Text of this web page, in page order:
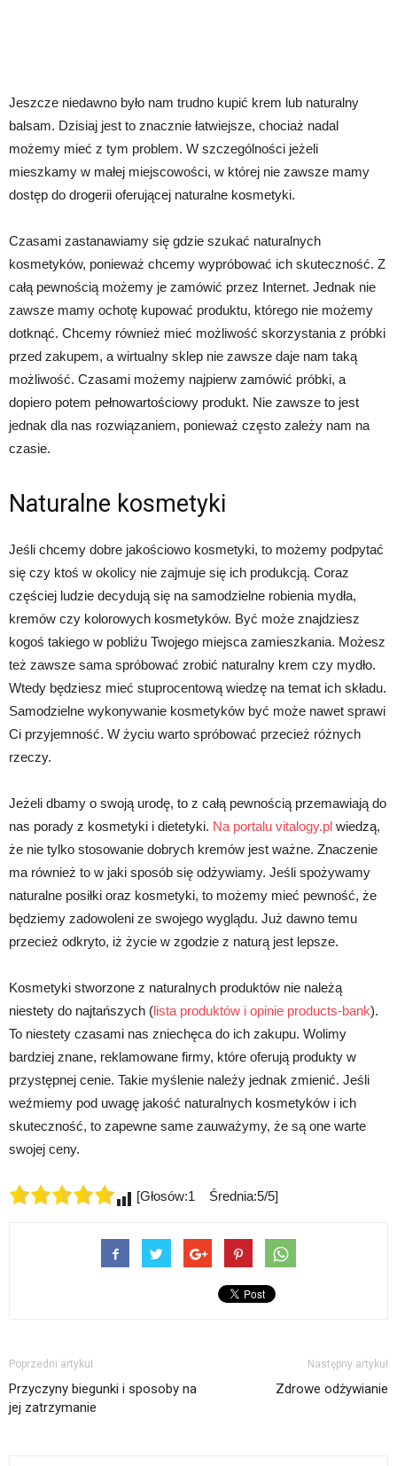
Jeszcze niedawno było nam trudno kupić krem lub naturalny
balsam. Dzisiaj jest to znacznie łatwiejsze, chociaż nadal
możemy mieć z tym problem. W szczególności jeżeli
mieszkamy w małej miejscowości, w której nie zawsze mamy
dostęp do drogerii oferującej naturalne kosmetyki.
Czasami zastanawiamy się gdzie szukać naturalnych
kosmetyków, ponieważ chcemy wypróbować ich skuteczność. Z
całą pewnością możemy je zamówić przez Internet. Jednak nie
zawsze mamy ochotę kupować produktu, którego nie możemy
dotknąć. Chcemy również mieć możliwość skorzystania z próbki
przed zakupem, a wirtualny sklep nie zawsze daje nam taką
możliwość. Czasami możemy najpierw zamówić próbki, a
dopiero potem pełnowartościowy produkt. Nie zawsze to jest
jednak dla nas rozwiązaniem, ponieważ często zależy nam na
czasie.
Naturalne kosmetyki
Jeśli chcemy dobre jakościowo kosmetyki, to możemy podpytać
się czy ktoś w okolicy nie zajmuje się ich produkcją. Coraz
częściej ludzie decydują się na samodzielne robienia mydła,
kremów czy kolorowych kosmetyków. Być może znajdziesz
kogoś takiego w pobliżu Twojego miejsca zamieszkania. Możesz
też zawsze sama spróbować zrobić naturalny krem czy mydło.
Wtedy będziesz mieć stuprocentową wiedzę na temat ich składu.
Samodzielne wykonywanie kosmetyków być może nawet sprawi
Ci przyjemność. W życiu warto spróbować przecież różnych
rzeczy.
Jeżeli dbamy o swoją urodę, to z całą pewnością przemawiają do
nas porady z kosmetyki i dietetyki. Na portalu vitalogy.pl wiedzą,
że nie tylko stosowanie dobrych kremów jest ważne. Znaczenie
ma również to w jaki sposób się odżywiamy. Jeśli spożywamy
naturalne posiłki oraz kosmetyki, to możemy mieć pewność, że
będziemy zadowoleni ze swojego wyglądu. Już dawno temu
przecież odkryto, iż życie w zgodzie z naturą jest lepsze.
Kosmetyki stworzone z naturalnych produktów nie należą
niestety do najtańszych (lista produktów i opinie products-bank).
To niestety czasami nas zniechęca do ich zakupu. Wolimy
bardziej znane, reklamowane firmy, które oferują produkty w
przystępnej cenie. Takie myślenie należy jednak zmienić. Jeśli
weźmiemy pod uwagę jakość naturalnych kosmetyków i ich
skuteczność, to zapewne same zauważymy, że są one warte
swojej ceny.
[Głosów:1 Średnia:5/5]
Poprzedni artykuł
Przyczyny biegunki i sposoby na
jej zatrzymanie
Następny artykuł
Zdrowe odżywianie